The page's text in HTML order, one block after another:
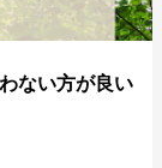
ない方が良い